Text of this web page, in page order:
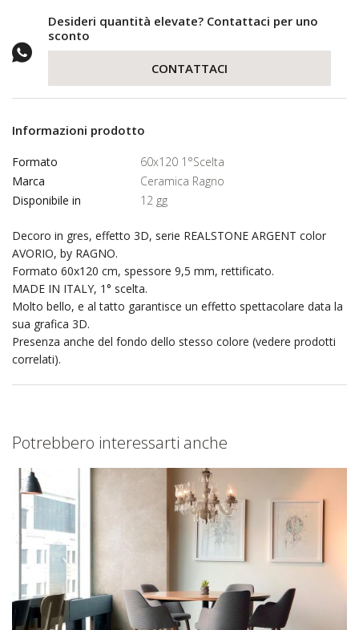
Desideri quantità elevate? Contattaci per uno
sconto
CONTATTACI
Informazioni prodotto
Formato
60x120 1°Scelta
Marca
Ceramica Ragno
Disponibile in
12 gg
Decoro in gres, effetto 3D, serie REALSTONE ARGENT color
AVORIO, by RAGNO.
Formato 60x120 cm, spessore 9,5 mm, rettificato.
MADE IN ITALY, 1° scelta.
Molto bello, e al tatto garantisce un effetto spettacolare data la
sua grafica 3D.
Presenza anche del fondo dello stesso colore (vedere prodotti
correlati).
Potrebbero interessarti anche